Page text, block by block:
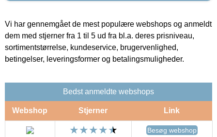
Vi har gennemgået de mest populære webshops og anmeldt
dem med stjerner fra 1 til 5 ud fra bl.a. deres prisniveau,
sortimentstørrelse, kundeservice, brugervenlighed,
betingelser, leveringsformer og betalingsmuligheder.
Bedst anmeldte webshops
Webshop Stjerner Link
Besøg webshop